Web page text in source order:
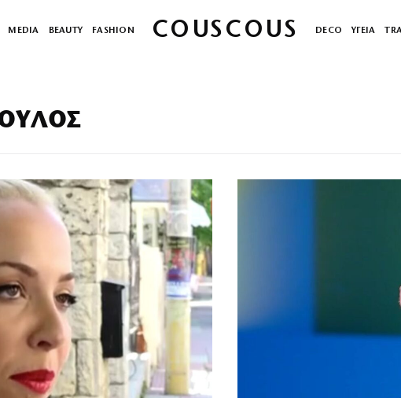
MEDIA BEAUTY FASHION COUSCOUS DECO ΥΓΕΙΑ